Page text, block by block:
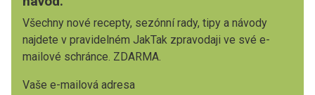
Všechny nové recepty, sezónní rady, tipy a návody
najdete v pravidelném JakTak zpravodaji ve své e-
mailové schránce. ZDARMA.
Vaše e-mailová adresa